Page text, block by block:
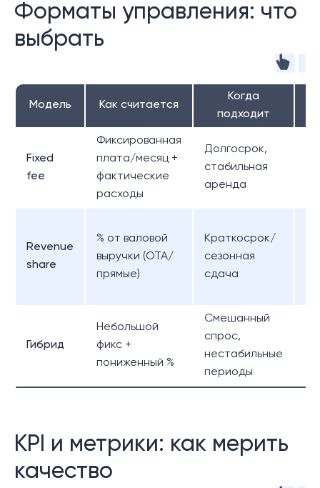
Форматы управления: что
выбрать
Модель Как считается
Когда
подходит
Fixed
fee
Фиксированная
плата/месяц +
фактические
расходы
Долгосрок,
стабильная
аренда
Revenue
share
% от валовой
выручки (OTA/
прямые)
Краткосрок/
сезонная
сдача
Гибрид
Небольшой
фикс +
пониженный %
Смешанный
спрос,
нестабильные
периоды
KPI и метрики: как мерить
качество